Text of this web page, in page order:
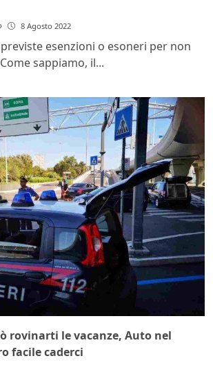
8 Agosto 2022
esenzioni o esoneri per non
sappiamo, il...
rovinarti le vacanze, Auto nel
facile caderci